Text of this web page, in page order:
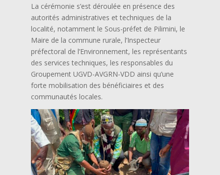
La cérémonie s’est déroulée en présence des
autorités administratives et techniques de la
localité, notamment le Sous-préfet de Pilimini, le
Maire de la commune rurale, l’Inspecteur
préfectoral de l’Environnement, les représentants
des services techniques, les responsables du
Groupement UGVD-AVGRN-VDD ainsi qu’une
forte mobilisation des bénéficiaires et des
communautés locales.